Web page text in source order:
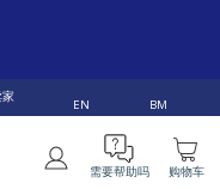
家
EN BM
需要帮助吗 购物车
始变大到快和乳头一样大小了